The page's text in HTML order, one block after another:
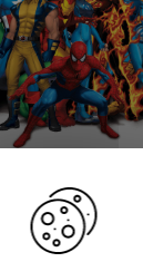
les super-
Marvel ?